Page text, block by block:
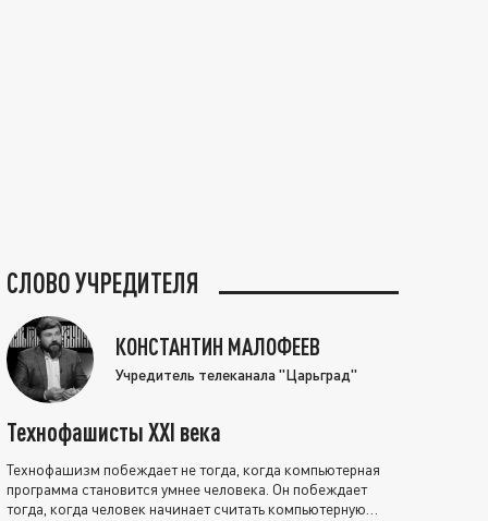
СЛОВО УЧРЕДИТЕЛЯ
КОНСТАНТИН МАЛОФЕЕВ
Учредитель телеканала "Царьград"
Технофашисты XXI века
Технофашизм побеждает не тогда, когда компьютерная
программа становится умнее человека. Он побеждает
тогда, когда человек начинает считать компьютерную